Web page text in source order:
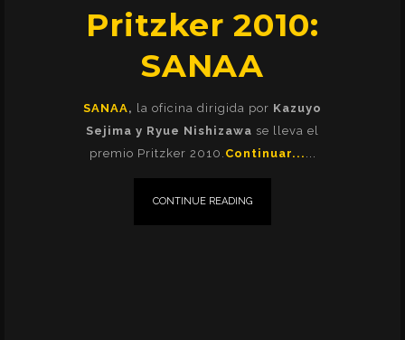
Pritzker 2010:
SANAA
SANAA, la oficina dirigida por Kazuyo
Sejima y Ryue Nishizawa se lleva el
premio Pritzker 2010. Continuar...
CONTINUE READING